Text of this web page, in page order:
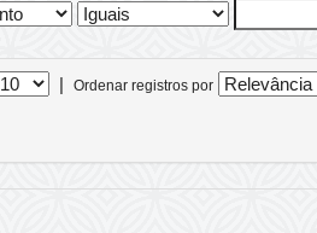
| Ordenar registros por